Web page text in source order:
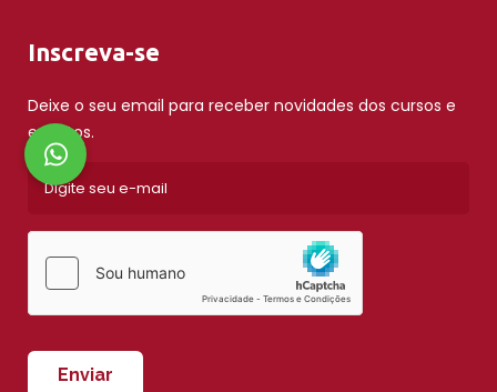
Inscreva-se
Deixe o seu email para receber novidades dos cursos e
eventos.